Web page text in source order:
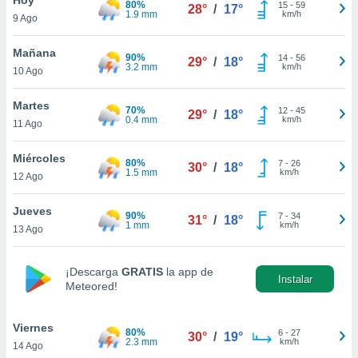
y
en
más
de
cookies
aceptar
9 Ago
80%
1.9 mm
28° / 17° 15- 59
km/h
Mañana
10 Ago
90%
3.2 mm
29° / 18° 14- 56
km/h
Martes
11 Ago
70%
0.4 mm
29° / 18° 12- 45
km/h
Miércoles
12 Ago
80%
1.5 mm
30° / 18° 7- 26
km/h
Jueves
13 Ago
90%
1 mm
31° / 18° 7- 34
km/h
¡Descarga GRATIS la app de
Meteored!
Instalar
Viernes
14 Ago
80%
2.3 mm
30° / 19° 6- 27
km/h